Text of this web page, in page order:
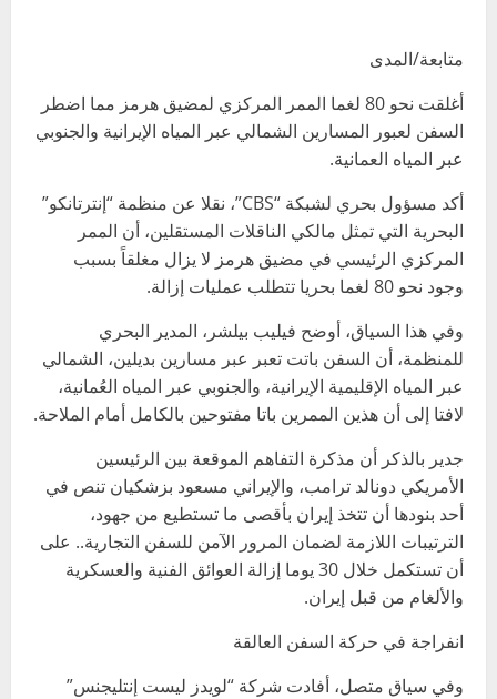
متابعة/المدى
أغلقت نحو 80 لغما الممر المركزي لمضيق هرمز مما اضطر
السفن لعبور المسارين الشمالي عبر المياه الإيرانية والجنوبي
عبر المياه العمانية.
أكد مسؤول بحري لشبكة “CBS”، نقلا عن منظمة “إنترتانكو”
البحرية التي تمثل مالكي الناقلات المستقلين، أن الممر
المركزي الرئيسي في مضيق هرمز لا يزال مغلقاً بسبب
وجود نحو 80 لغما بحريا تتطلب عمليات إزالة.
وفي هذا السياق، أوضح فيليب بيلشر، المدير البحري
للمنظمة، أن السفن باتت تعبر عبر مسارين بديلين، الشمالي
عبر المياه الإقليمية الإيرانية، والجنوبي عبر المياه العُمانية،
لافتا إلى أن هذين الممرين باتا مفتوحين بالكامل أمام الملاحة.
جدير بالذكر أن مذكرة التفاهم الموقعة بين الرئيسين
الأمريكي دونالد ترامب، والإيراني مسعود بزشكيان تنص في
أحد بنودها أن تتخذ إيران بأقصى ما تستطيع من جهود،
الترتيبات اللازمة لضمان المرور الآمن للسفن التجارية.. على
أن تستكمل خلال 30 يوما إزالة العوائق الفنية والعسكرية
والألغام من قبل إيران.
انفراجة في حركة السفن العالقة
وفي سياق متصل، أفادت شركة “لويدز ليست إنتليجنس”